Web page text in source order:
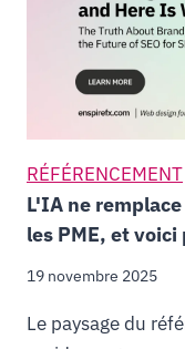
RÉFÉRENCEMENT
L'IA ne
les PME, et
19 novembre 2025
Le paysage du